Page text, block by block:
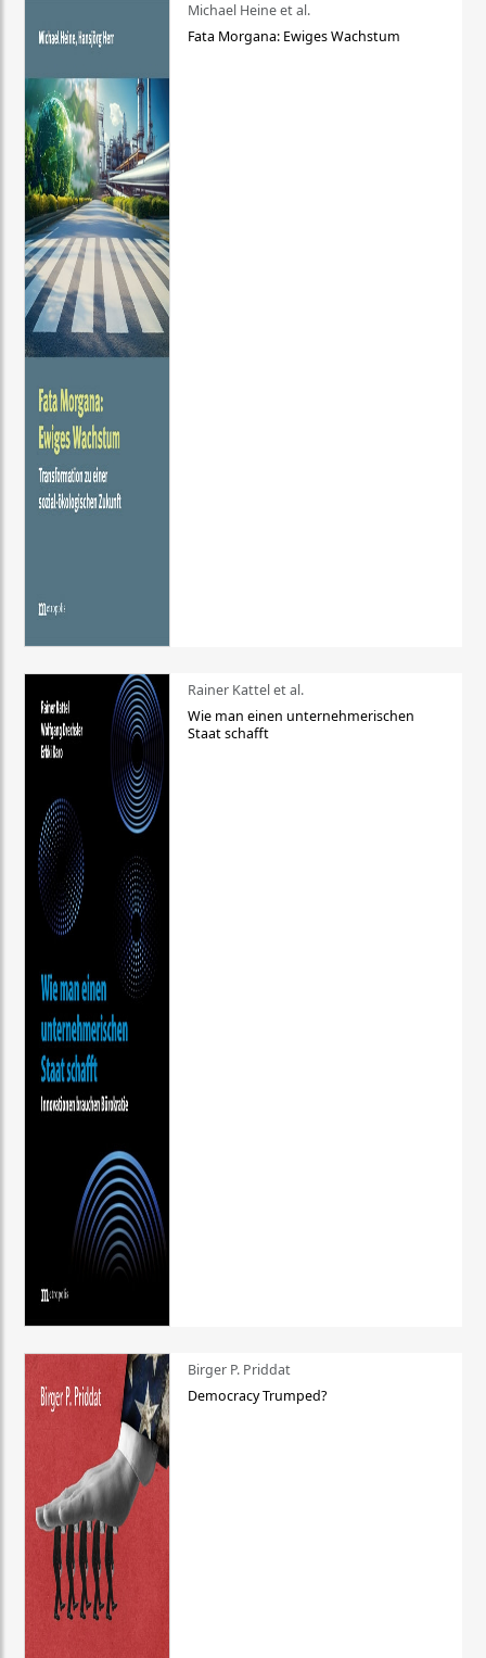
Michael Heine et al.
Fata Morgana: Ewiges Wachstum
Rainer Kattel et al.
Wie man einen unternehmerischen
Staat schafft
Birger P. Priddat
Democracy Trumped?